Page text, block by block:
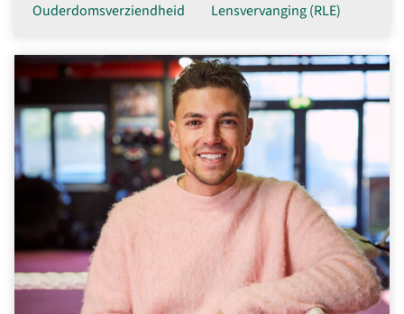
Ouderdomsverziendheid
Lensvervanging (RLE)